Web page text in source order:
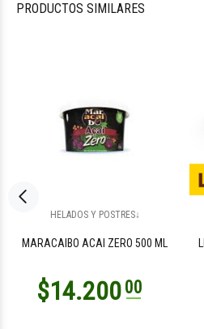
PRODUCTOS SIMILARES
HELADOS Y POSTRES↓
MARACAIBO ACAI ZERO 500 ML